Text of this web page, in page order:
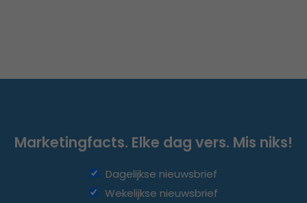
Marketingfacts. Elke dag vers. Mis niks!
Dagelijkse nieuwsbrief
Wekelijkse nieuwsbrief